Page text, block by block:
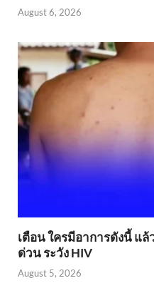
August 6, 2026
เตือน ใครมีอาการดังนี้ แล้
ด่วน ระวัง HIV
August 5, 2026